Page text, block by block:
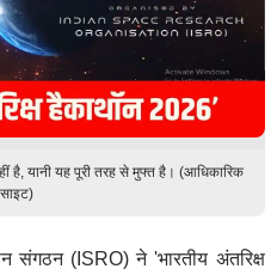
है, यानी यह पूरी तरह से मुफ्त है। (आधिकारिक
संगठन (ISRO) ने 'भारतीय अंतरिक्ष